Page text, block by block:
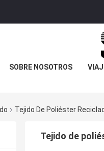
SOBRE NOSOTROS
Tejido De Poliéster
Tejido de